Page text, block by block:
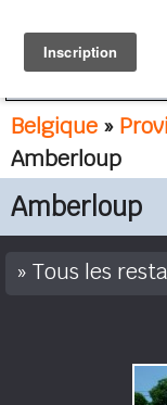
Belgique »
Amberloup
Amberloup
Tous les